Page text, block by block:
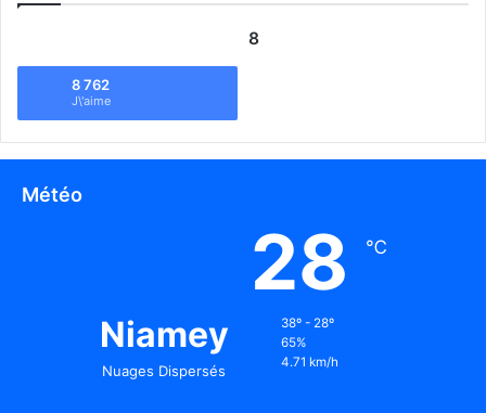
8
8 762
J\'aime
Météo
Niamey
Nuages Dispersés
28 ℃
38º - 28º
65%
4.71 km/h